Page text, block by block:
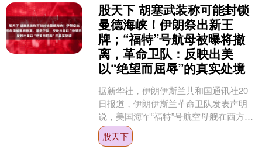
股天下 胡塞武装称可能封锁
曼德海峡！伊朗祭出新王
牌；“福特”号航母被曝将撤
离，革命卫队：反映出美
以“绝望而屈辱”的真实处境
据新华社，伊朗伊斯兰共和国通讯社20
日报道，伊朗伊斯兰革命卫队发表声明
说，美国海军“福特”号航空母舰在西方媒
体的广泛关注下派遣至西亚地区，却未
能在该地区为美军提....
股天下